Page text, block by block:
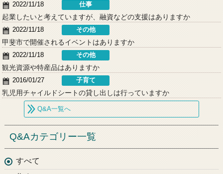
2022/11/18 仕事
起業したいと考えていますが、融資などの支援はありますか
2022/11/18 その他
甲斐市で開催されるイベントはありますか
2022/11/18 その他
観光資源や特産品はありますか
2016/01/27 子育て
乳児用チャイルドシートの貸し出しは行っていますか
Q&A一覧へ
Q&Aカテゴリー一覧
すべて